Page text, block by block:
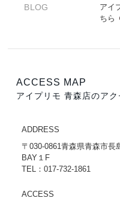
BLOG アイ
ちら
ACCESS MAP
アイプリモ 青森店のア
ADDRESS
〒030-0861青森県青森市長
BAY１F
TEL：017-732-1861
ACCESS